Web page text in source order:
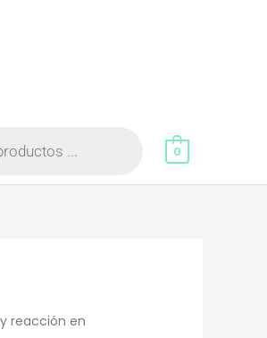
0
reacción en